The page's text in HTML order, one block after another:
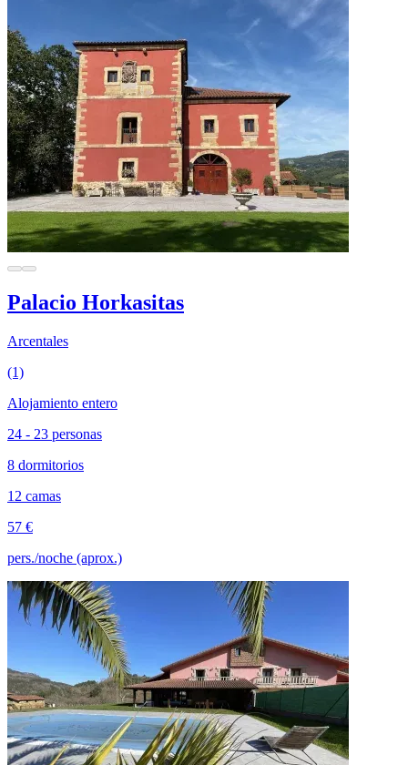
Palacio Horkasitas
Arcentales
(1)
Alojamiento entero
24 - 23 personas
8 dormitorios
12 camas
57 €
pers./noche (aprox.)